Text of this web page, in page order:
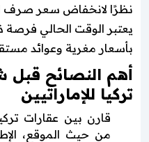
نظرًا لانخفاض سعر صرف
يعتبر الوقت الحالي فرصة
بأسعار مغرية وعوائد
أهم النصائح
تركيا للإماراتيين
قارن بين عقارات
من حيث الموقع،